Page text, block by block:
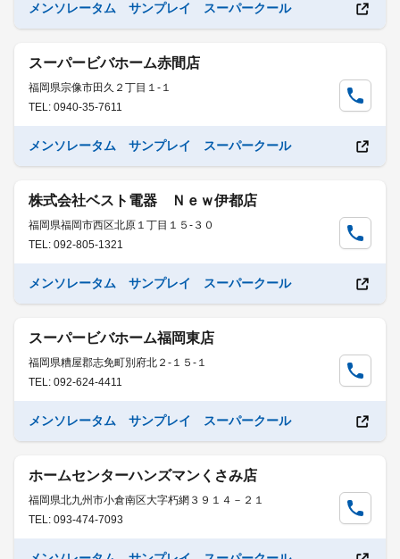
メンソレータム サンプレイ スーパークール
スーパービバホーム赤間店
福岡県宗像市田久２丁目１-１
TEL: 0940-35-7611
メンソレータム サンプレイ スーパークール
株式会社ベスト電器 Ｎｅｗ伊都店
福岡県福岡市西区北原１丁目１５-３０
TEL: 092-805-1321
メンソレータム サンプレイ スーパークール
スーパービバホーム福岡東店
福岡県糟屋郡志免町別府北２-１５-１
TEL: 092-624-4411
メンソレータム サンプレイ スーパークール
ホームセンターハンズマンくさみ店
福岡県北九州市小倉南区大字朽網３９１４－２１
TEL: 093-474-7093